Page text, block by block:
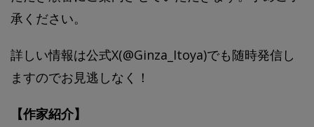
承ください。
詳しい情報は公式X(@Ginza_Itoya)でも随時発信し
ますのでお見逃しなく！
【作家紹介】